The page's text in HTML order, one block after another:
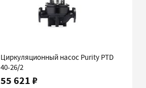
Циркуляционный насос Purity PTD
40-26/2
55 621 ₽